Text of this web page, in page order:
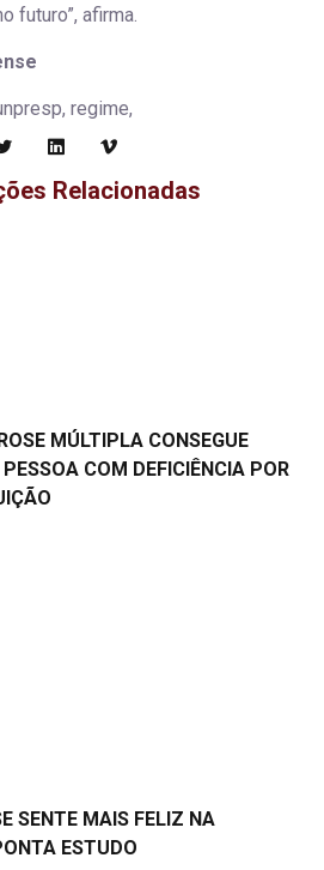
futuro”, afirma.
regime,
Relacionadas
MÚLTIPLA CONSEGUE
COM DEFICIÊNCIA POR
SENTE MAIS FELIZ NA
ESTUDO